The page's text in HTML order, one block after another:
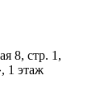
8, стр. 1,
1 этаж